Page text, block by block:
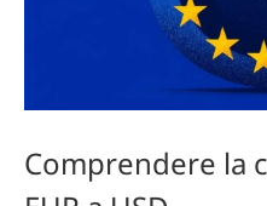
Comprendere la